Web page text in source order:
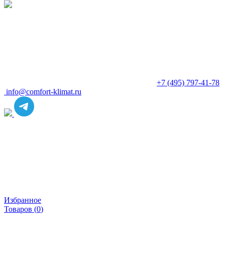
+7 (495) 797-41-78
info@comfort-klimat.ru
Избранное
Товаров (0)